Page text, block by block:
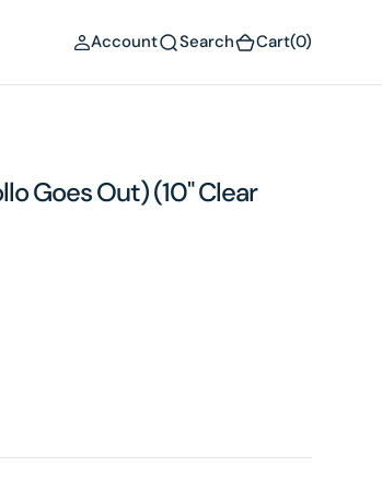
Account Search Cart(0)
Goes Out) (10" Clear